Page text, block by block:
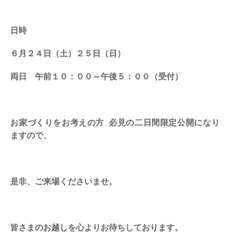
日時
６月２４日（土）２５日（日）
両日 午前１０：００～午後５：００（受付）
お家づくりをお考えの方 必見の二日間限定公開になり
ますので、
是非、ご来場くださいませ。
皆さまのお越しを心よりお待ちしております。